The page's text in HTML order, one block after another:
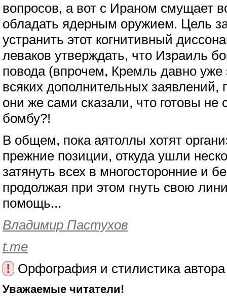
вопросов, а вот с Ираном смущает
обладать ядерным оружием. Цель
устранить этот когнитивный
леваков утверждать, что Израиль
повода (впрочем, Кремль давно уже
всяких дополнительных заявлений,
они же сами сказали, что готовы не
бомбу?!
В общем, пока аятоллы хотят
прежние позиции, откуда ушли
затянуть всех в многосторонние и
продолжая при этом гнуть свою
помощь...
Владимир Пастухов
t.me
!
Орфография и стилистика
Уважаемые читатели!